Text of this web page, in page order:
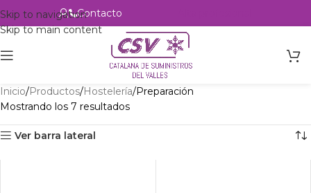
Skip to navigation
Skip to main content
Contacto
Inicio Productos Hostelería Preparación
Mostrando los 7 resultados
Ver barra lateral